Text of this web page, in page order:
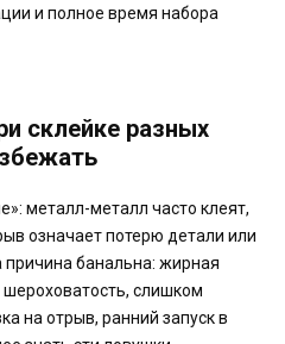
и полное время набора
склейке разных
металл-металл часто клеят,
означает потерю детали или
причина банальна: жирная
слишком
на отрыв, ранний запуск в